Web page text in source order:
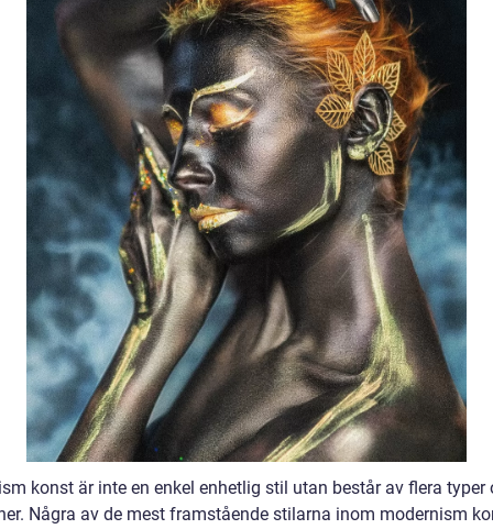
konst är inte en enkel enhetlig stil utan består av flera typer
Några av de mest framstående stilarna inom modernism